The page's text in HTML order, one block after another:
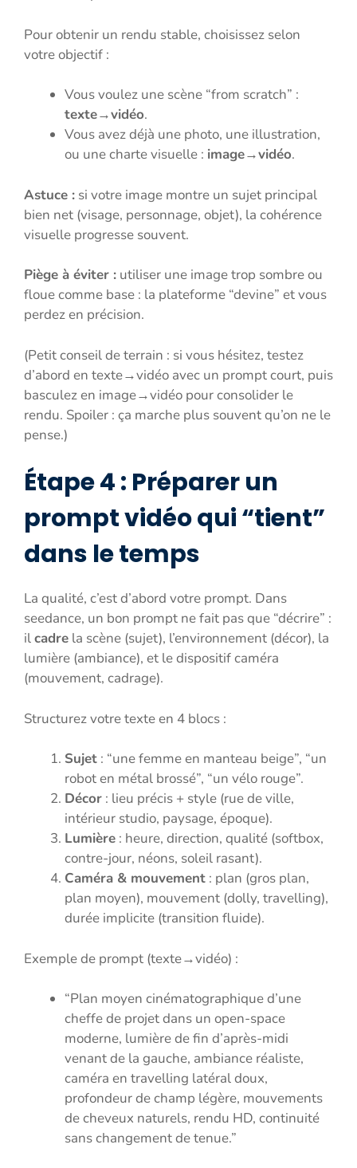
Pour obtenir un rendu stable, choisissez selon
votre objectif :
Vous voulez une scène “from scratch” :
texte→vidéo.
Vous avez déjà une photo, une illustration,
ou une charte visuelle : image→vidéo.
Astuce : si votre image montre un sujet principal
bien net (visage, personnage, objet), la cohérence
visuelle progresse souvent.
Piège à éviter : utiliser une image trop sombre ou
floue comme base : la plateforme “devine” et vous
perdez en précision.
(Petit conseil de terrain : si vous hésitez, testez
d’abord en texte→vidéo avec un prompt court, puis
basculez en image→vidéo pour consolider le
rendu. Spoiler : ça marche plus souvent qu’on ne le
pense.)
Étape 4 : Préparer un
prompt vidéo qui “tient”
dans le temps
La qualité, c’est d’abord votre prompt. Dans
seedance, un bon prompt ne fait pas que “décrire” :
ilcadre la scène (sujet), l’environnement (décor), la
lumière (ambiance), et le dispositif caméra
(mouvement, cadrage).
Structurez votre texte en 4 blocs :
Sujet : “une femme en manteau beige”, “un
robot en métal brossé”, “un vélo rouge”.
Décor : lieu précis + style (rue de ville,
intérieur studio, paysage, époque).
Lumière : heure, direction, qualité (softbox,
contre-jour, néons, soleil rasant).
Caméra & mouvement : plan (gros plan,
plan moyen), mouvement (dolly, travelling),
durée implicite (transition fluide).
Exemple de prompt (texte→vidéo) :
“Plan moyen cinématographique d’une
cheffe de projet dans un open-space
moderne, lumière de fin d’après-midi
venant de la gauche, ambiance réaliste,
caméra en travelling latéral doux,
profondeur de champ légère, mouvements
de cheveux naturels, rendu HD, continuité
sans changement de tenue.”